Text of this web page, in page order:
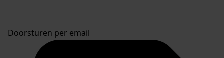
Doorsturen per email